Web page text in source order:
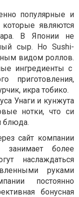
популярные и
являются
В Японии не
сыр. Но Sushi-
видом роллов.
ингредиенты с
приготовления,
икра тобико.
Унаги и кунжута
нотки, что си
блюда.
сайт компании
занимает более
наслаждаться
руками
постоянно
бонусная